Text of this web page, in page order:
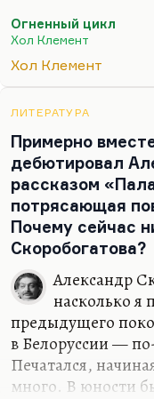
и даже любовь,
роман
путешествие (не
опыт,
— множество пар
совместная
двое смотрят
формуле, а…
Огненный цикл
Хол Клемент
Хол Клемент
ЛИТЕРАТУРА
Примерно
дебютировал
рассказом
потрясающая
Почему сейчас
Скоробогатова?
Александр
насколько я
предыдущего
в Белоруссии —
Печатался,
много. В юности